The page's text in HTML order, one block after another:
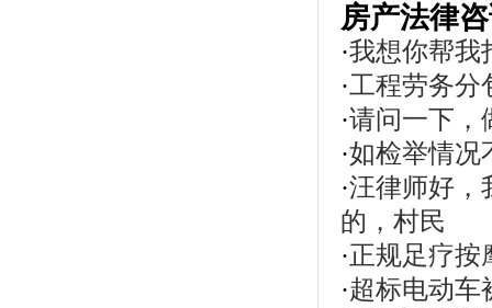
房产法律
·我想你帮我
·工程劳务分
·请问一下，
·如检举情况
·汪律师好，
的，村民
·正规足疗按
·超标电动车